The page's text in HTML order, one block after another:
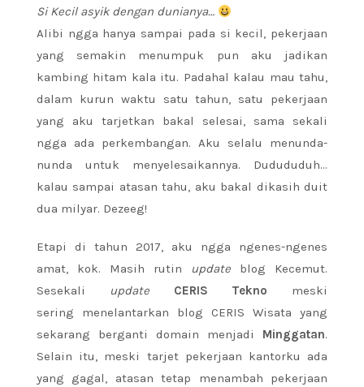
Si Kecil asyik dengan dunianya…
Alibi ngga hanya sampai pada si kecil, pekerjaan
yang semakin menumpuk pun aku jadikan
kambing hitam kala itu. Padahal kalau mau tahu,
dalam kurun waktu satu tahun, satu pekerjaan
yang aku tarjetkan bakal selesai, sama sekali
ngga ada perkembangan. Aku selalu menunda-
nunda untuk menyelesaikannya. Dudududuh…
kalau sampai atasan tahu, aku bakal dikasih duit
dua milyar. Dezeeg!
Etapi di tahun 2017, aku ngga ngenes-ngenes
amat, kok. Masih rutin
update blog Kecemut.
Sesekali
update CERIS Tekno meski
sering menelantarkan blog CERIS Wisata yang
sekarang berganti domain menjadi Minggatan.
Selain itu, meski tarjet pekerjaan kantorku ada
yang gagal, atasan tetap menambah pekerjaan